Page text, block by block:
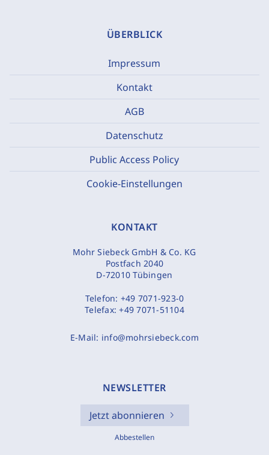
ÜBERBLICK
Impressum
Kontakt
AGB
Datenschutz
Public Access Policy
Cookie-Einstellungen
KONTAKT
Mohr Siebeck GmbH & Co. KG
Postfach 2040
D-72010 Tübingen
Telefon: +49 7071-923-0
Telefax:+49 7071-51104
E-Mail: info@mohrsiebeck.com
NEWSLETTER
Jetzt abonnieren
Abbestellen